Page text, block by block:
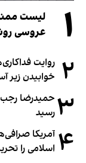
۱
عروسی
۲ خوابیدن زیر
۳ حمیدرضا
رسید
۴ آمریکا
اسلامی را